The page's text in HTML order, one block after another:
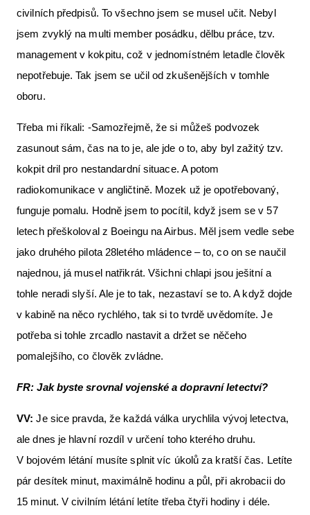
civilních předpisů. To všechno jsem se musel učit. Nebyl
jsem zvyklý na multi member posádku, dělbu práce, tzv.
management v kokpitu, což v jednomístném letadle člověk
nepotřebuje. Tak jsem se učil od zkušenějších v tomhle
oboru.
Třeba mi říkali: -Samozřejmě, že si můžeš podvozek
zasunout sám, čas na to je, ale jde o to, aby byl zažitý tzv.
kokpit dril pro nestandardní situace. A potom
radiokomunikace v angličtině. Mozek už je opotřebovaný,
funguje pomalu. Hodně jsem to pocítil, když jsem se v 57
letech přeškoloval z Boeingu na Airbus. Měl jsem vedle sebe
jako druhého pilota 28letého mládence – to, co on se naučil
najednou, já musel natřikrát. Všichni chlapi jsou ješitní a
tohle neradi slyší. Ale je to tak, nezastaví se to. A když dojde
v kabině na něco rychlého, tak si to tvrdě uvědomíte. Je
potřeba si tohle zrcadlo nastavit a držet se něčeho
pomalejšího, co člověk zvládne.
FR: Jak byste srovnal vojenské a dopravní letectví?
VV: Je sice pravda, že každá válka urychlila vývoj letectva,
ale dnes je hlavní rozdíl v určení toho kterého druhu.
V bojovém létání musíte splnit víc úkolů za kratší čas. Letíte
pár desítek minut, maximálně hodinu a půl, při akrobacii do
15 minut. V civilním létání letíte třeba čtyři hodiny i déle.